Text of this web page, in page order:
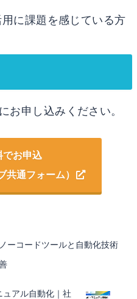
に課題を感じている方
お申し込みください。
でお申込
共通フォーム）
ーコードツールと自動化技術
ュアル自動化｜社